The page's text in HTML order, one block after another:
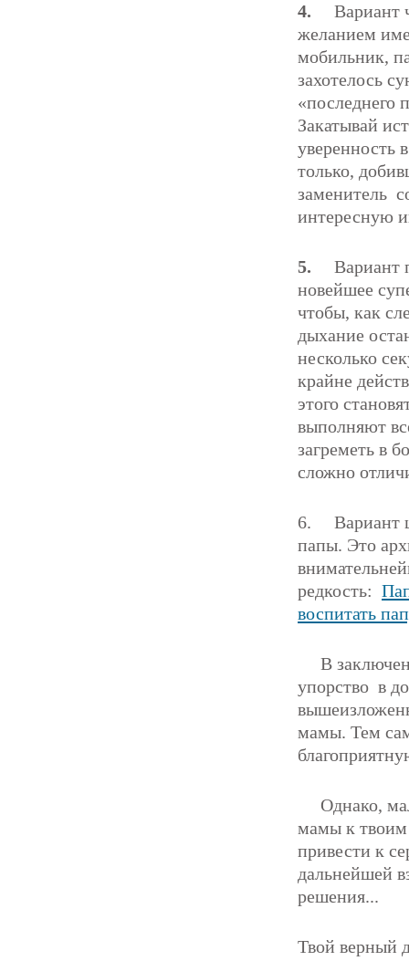
4. Вариант
желанием
мобильник,
захотелось
«последнего
Закатывай
уверенность
только,
заменитель
интересную
5. Вариант
новейшее
чтобы, как
дыхание
несколько
крайне
этого
выполняют
загреметь в
сложно
6. Вариант
папы. Это
редкость:
воспитать
В
упорство в
мамы. Тем
Однако,
мамы к твоим
привести к
дальнейшей
решения...
Твой верный